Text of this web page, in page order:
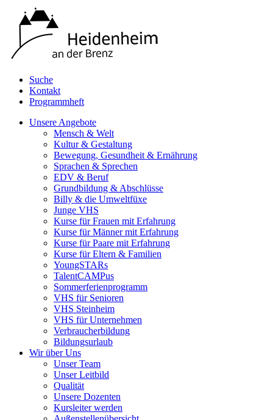
Suche
Kontakt
Programmheft
Unsere Angebote
Mensch & Welt
Kultur & Gestaltung
Bewegung, Gesundheit & Ernährung
Sprachen & Sprechen
EDV & Beruf
Grundbildung & Abschlüsse
Billy & die Umweltfüxe
Junge VHS
Kurse für Frauen mit Erfahrung
Kurse für Männer mit Erfahrung
Kurse für Paare mit Erfahrung
Kurse für Eltern & Familien
YoungSTARs
TalentCAMPus
Sommerferienprogramm
VHS für Senioren
VHS Steinheim
VHS für Unternehmen
Verbraucherbildung
Bildungsurlaub
Wir über Uns
Unser Team
Unser Leitbild
Qualität
Unsere Dozenten
Kursleiter werden